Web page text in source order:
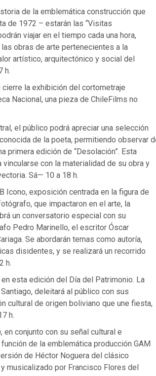
de la emblemática construcción que
de 1972 – estarán las “Visitas
viajar en el tiempo cada una hora,
obras de arte pertenecientes a la
artístico, arquitectónico y social del
h.
la exhibición del cortometraje
Nacional, una pieza de ChileFilms no
el público podrá apreciar una selección
de la poeta, permitiendo observar
primera edición de “Desolación”. Esta
con la materialidad de su obra y
Sá— 10 a 18 h.
Icono, exposición centrada en la figura de
que impactaron en el arte, la
un conversatorio especial con su
Pedro Marinello, el escritor Óscar
Se abordarán temas como autoría,
disidentes, y se realizará un recorrido
h.
esta edición del Día del Patrimonio. La
deleitará al público con sus
cultural de origen boliviano que une fiesta,
h.
en conjunto con su señal cultural e
de la emblemática producción GAM
de Héctor Noguera del clásico
musicalizado por Francisco Flores del